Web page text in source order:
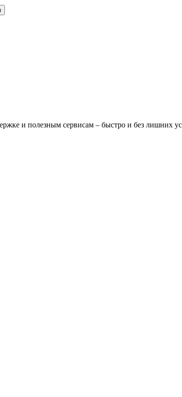
и полезным сервисам – быстро и без лишних